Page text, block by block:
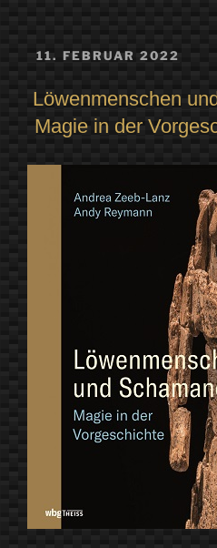
VERÖFFENTLICHT
11. FEBRUAR 2022
Löwenmenschen
Magie in der